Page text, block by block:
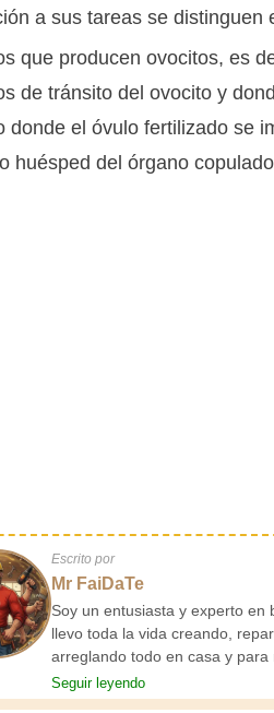
a sus tareas se distinguen
que producen ovocitos, es
de tránsito del ovocito y
donde el óvulo fertilizado se
huésped del órgano
Escrito por
Mr FaiDaTe
Soy un entusiasta y experto en
llevo toda la vida creando,
arreglando todo en casa y para
Mis abuelos me enseñaron lo
pequeño, y desde entonces he
Seguir leyendo